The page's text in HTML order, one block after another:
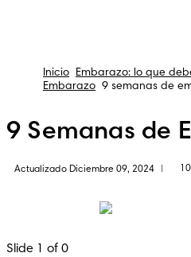
Inicio Embarazo: lo que
Embarazo 9 semanas de
9 Semanas de
Actualizado Diciembre 09, 2024
Slide 1 of 0